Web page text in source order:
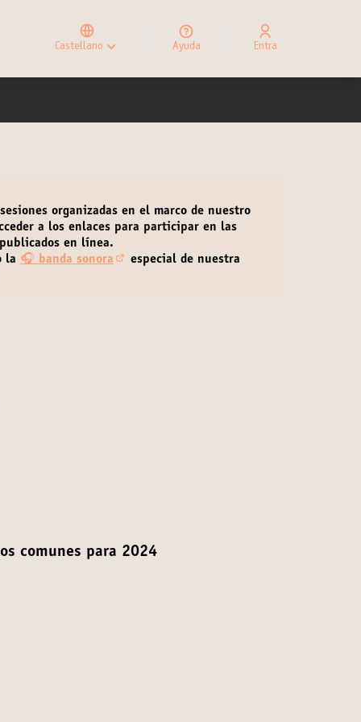
Castellano
Elegir el idioma
Choose language
Ayuda Entra
organizadas en el marco de nuestro
a los enlaces para participar en las
publicados en línea.
la 🎧 banda sonora
(Enlace externo)
especial de nuestra
comunes para 2024